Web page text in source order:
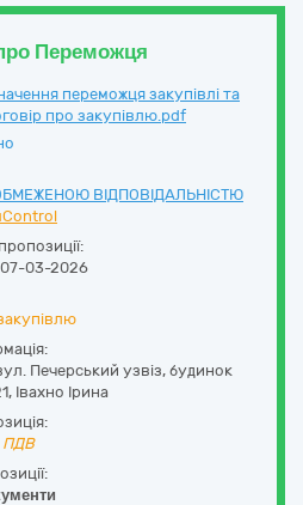
Переможця
переможця закупівлі та
про закупівлю.pdf
ВІДПОВІДАЛЬНІСТЮ
03-2026
Печерський узвіз, будинок
, Івахно Ірина
ПДВ